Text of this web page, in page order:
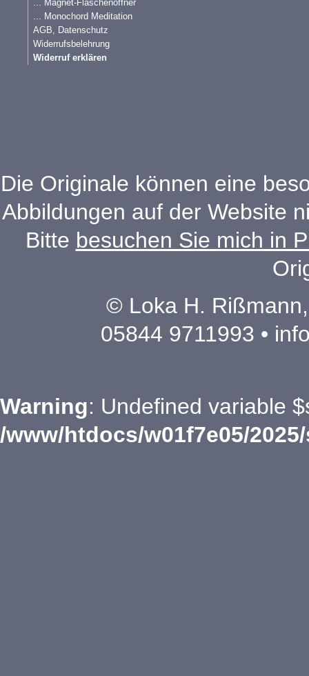
... Magnet-Flaschenöffner
... Monochord Meditation
AGB, Datenschutz
Widerrufsbelehrung
Widerruf erklären
Die Originale können eine
Abbildungen auf der Website
Bitte besuchen Sie mich in
© Loka H.
05844 9711993 •
Warning: Undefined variable
/www/htdocs/w01f7e05/